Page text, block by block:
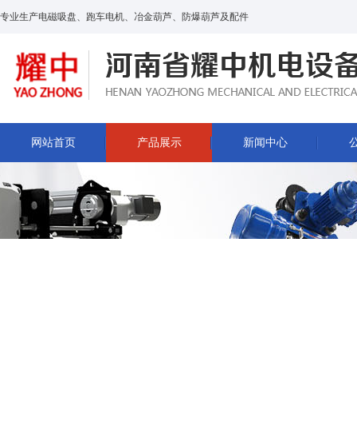
专业生产电磁吸盘、跑车电机、冶金葫芦、防爆葫芦及配件
网站首页 产品展示 新闻中心